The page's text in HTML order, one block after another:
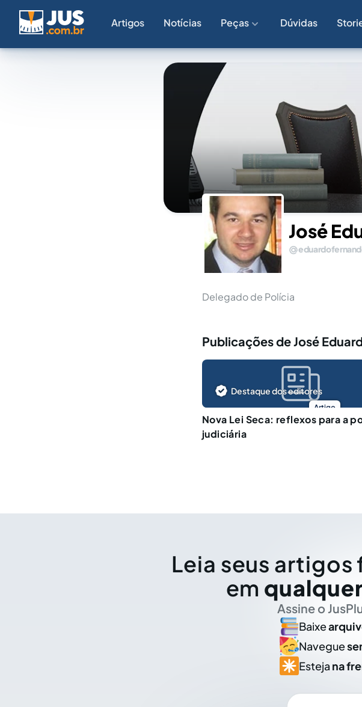
Artigos Notícias Peças Dúvidas
José
Delegado de Polícia
Publicações de José
Artigo
Destaque dos editores
Nova Lei Seca: reflexos para a
judiciária
Leia seus
em
Assine o
Baixe
Navegue
Esteja na